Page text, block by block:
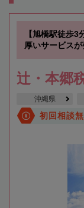
【旭橋駅徒歩
厚いサービス
辻・本郷
沖縄県
初回相談